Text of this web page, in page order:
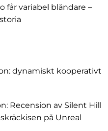
får variabel bländare –
dynamiskt kooperativt
Recension av Silent Hill
på Unreal